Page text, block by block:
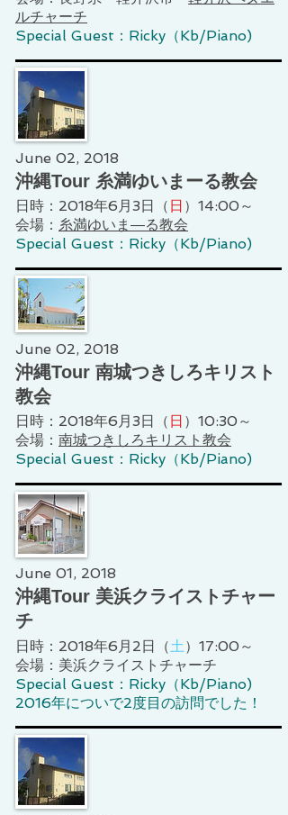
ルチャーチ
Special Guest：Ricky（Kb/Piano)
June 02, 2018
沖縄Tour 糸満ゆいまーる教会
日時：2018年6月3日（ 日 ）14:00～
会場： 糸満ゆいま―る教会
Special Guest：Ricky（Kb/Piano)
June 02, 2018
沖縄Tour 南城つきしろキリスト
教会
日時：2018年6月3日（ 日 ）10:30～
会場： 南城つきしろキリスト教会
Special Guest：Ricky（Kb/Piano)
June 01, 2018
沖縄Tour 美浜クライストチャー
チ
日時：2018年6月2日（土 ）17:00～
会場：美浜クライストチャーチ
Special Guest：Ricky（Kb/Piano)
2016年についで2度目の訪問でした！